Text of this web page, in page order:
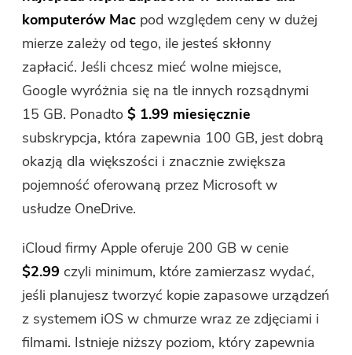
komputerów Mac pod względem ceny w dużej
mierze zależy od tego, ile jesteś skłonny
zapłacić. Jeśli chcesz mieć wolne miejsce,
Google wyróżnia się na tle innych rozsądnymi
15 GB. Ponadto$ 1.99 miesięcznie
subskrypcja, która zapewnia 100 GB, jest dobrą
okazją dla większości i znacznie zwiększa
pojemność oferowaną przez Microsoft w
usłudze OneDrive.
iCloud firmy Apple oferuje 200 GB w cenie
$2.99 czyli minimum, które zamierzasz wydać,
jeśli planujesz tworzyć kopie zapasowe urządzeń
z systemem iOS w chmurze wraz ze zdjęciami i
filmami. Istnieje niższy poziom, który zapewnia